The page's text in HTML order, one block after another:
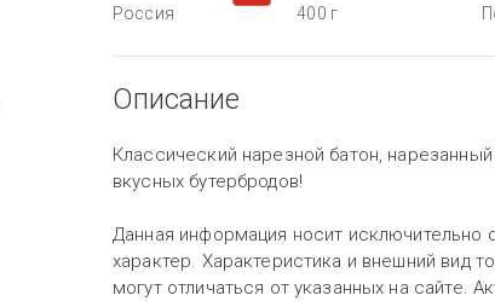
Россия 400 г
Описание
Классический нарезной батон, нарезанный
вкусных бутербродов!
Данная информация носит исключительно
характер. Характеристика и внешний вид
могут отличаться от указанных на сайте.